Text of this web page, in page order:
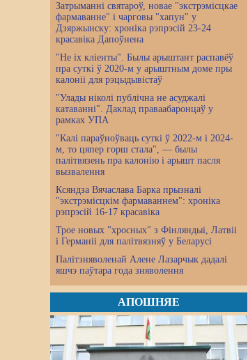
Затрыманні святароў, новае "экстрэмісцкае
фармаванне" і чарговы "хапун" у
Дзяржынску: хроніка рэпрэсій 23-24
красавіка Дапоўнена
"Не іх кліенты". Былы арыштант распавёў
пра суткі ў 2020-м у арыштным доме пры
калоніі для рэцыдывістаў
"Улады ніколі публічна не асуджалі
катаванні". Даклад праваабаронцаў у
рамках УПА
"Калі параўноўваць суткі ў 2022-м і 2024-
м, то цяпер горш стала", — былы
палітвязень пра калонію і арышт пасля
вызвалення
Ксяндза Вячаслава Барка прызналі
"экстрэмісцкім фармаваннем": хроніка
рэпрэсій 16-17 красавіка
Трое новых "хросных" з Фінляндыі, Латвіі
і Германіі для палітвязняў у Беларусі
Палітзняволенай Алене Лазарчык дадалі
яшчэ паўтара года зняволення
АПОШНЯЕ